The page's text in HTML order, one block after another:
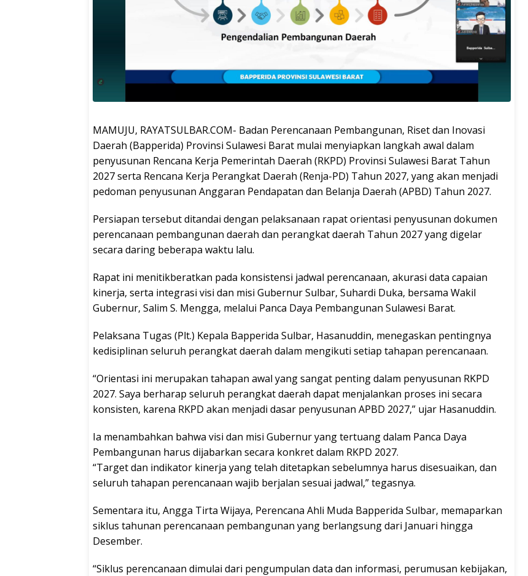
MAMUJU, RAYATSULBAR.COM- Badan Perencanaan Pembangunan, Riset dan Inovasi
Daerah (Bapperida) Provinsi Sulawesi Barat mulai menyiapkan langkah awal dalam
penyusunan Rencana Kerja Pemerintah Daerah (RKPD) Provinsi Sulawesi Barat Tahun
2027 serta Rencana Kerja Perangkat Daerah (Renja-PD) Tahun 2027, yang akan menjadi
pedoman penyusunan Anggaran Pendapatan dan Belanja Daerah (APBD) Tahun 2027.
Persiapan tersebut ditandai dengan pelaksanaan rapat orientasi penyusunan dokumen
perencanaan pembangunan daerah dan perangkat daerah Tahun 2027 yang digelar
secara daring beberapa waktu lalu.
Rapat ini menitikberatkan pada konsistensi jadwal perencanaan, akurasi data capaian
kinerja, serta integrasi visi dan misi Gubernur Sulbar, Suhardi Duka, bersama Wakil
Gubernur, Salim S. Mengga, melalui Panca Daya Pembangunan Sulawesi Barat.
Pelaksana Tugas (Plt.) Kepala Bapperida Sulbar, Hasanuddin, menegaskan pentingnya
kedisiplinan seluruh perangkat daerah dalam mengikuti setiap tahapan perencanaan.
“Orientasi ini merupakan tahapan awal yang sangat penting dalam penyusunan RKPD
2027. Saya berharap seluruh perangkat daerah dapat menjalankan proses ini secara
konsisten, karena RKPD akan menjadi dasar penyusunan APBD 2027,” ujar Hasanuddin.
Ia menambahkan bahwa visi dan misi Gubernur yang tertuang dalam Panca Daya
Pembangunan harus dijabarkan secara konkret dalam RKPD 2027.
“Target dan indikator kinerja yang telah ditetapkan sebelumnya harus disesuaikan, dan
seluruh tahapan perencanaan wajib berjalan sesuai jadwal,” tegasnya.
Sementara itu, Angga Tirta Wijaya, Perencana Ahli Muda Bapperida Sulbar, memaparkan
siklus tahunan perencanaan pembangunan yang berlangsung dari Januari hingga
Desember.
“Siklus perencanaan dimulai dari pengumpulan data dan informasi, perumusan kebijakan,